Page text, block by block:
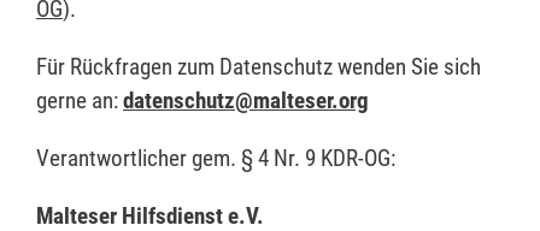
OG).
Für Rückfragen zum Datenschutz wenden Sie sich
gerne an:datenschutz@malteser.org
Verantwortlicher gem. § 4 Nr. 9 KDR-OG:
Malteser Hilfsdienst e.V.